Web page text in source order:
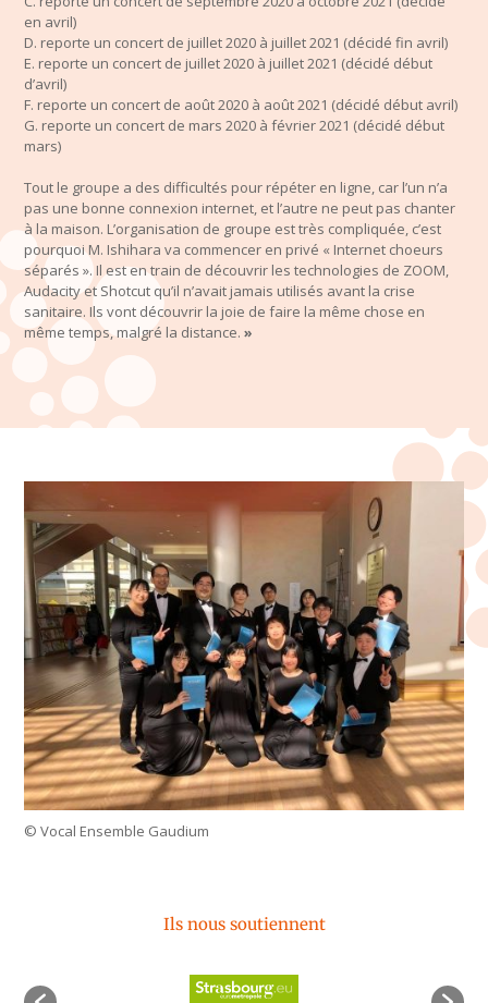
en avril)
D. reporte un concert de juillet 2020 à juillet 2021 (décidé fin avril)
E. reporte un concert de juillet 2020 à juillet 2021 (décidé début
d’avril)
F. reporte un concert de août 2020 à août 2021 (décidé début avril)
G. reporte un concert de mars 2020 à février 2021 (décidé début
mars)
Tout le groupe a des difficultés pour répéter en ligne, car l’un n’a
pas une bonne connexion internet, et l’autre ne peut pas chanter
à la maison. L’organisation de groupe est très compliquée, c’est
pourquoi M. Ishihara va commencer en privé « Internet choeurs
séparés ». Il est en train de découvrir les technologies de ZOOM,
Audacity et Shotcut qu’il n’avait jamais utilisés avant la crise
sanitaire. Ils vont découvrir la joie de faire la même chose en
même temps, malgré la distance.»
© Vocal Ensemble Gaudium
Ils nous soutiennent